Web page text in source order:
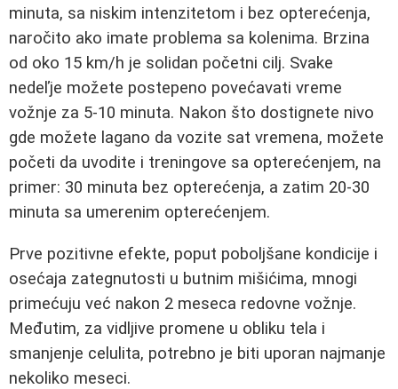
minuta, sa niskim intenzitetom i bez opterećenja,
naročito ako imate problema sa kolenima. Brzina
od oko 15 km/h je solidan početni cilj. Svake
nedeľje možete postepeno povećavati vreme
vožnje za 5-10 minuta. Nakon što dostignete nivo
gde možete lagano da vozite sat vremena, možete
početi da uvodite i treningove sa opterećenjem, na
primer: 30 minuta bez opterećenja, a zatim 20-30
minuta sa umerenim opterećenjem.
Prve pozitivne efekte, poput poboljšane kondicije i
osećaja zategnutosti u butnim mišićima, mnogi
primećuju već nakon 2 meseca redovne vožnje.
Međutim, za vidljive promene u obliku tela i
smanjenje celulita, potrebno je biti uporan najmanje
nekoliko meseci.